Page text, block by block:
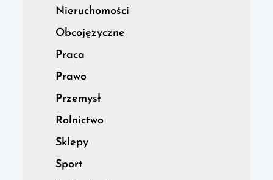
Nieruchomości
Obcojęzyczne
Praca
Prawo
Przemysł
Rolnictwo
Sklepy
Sport